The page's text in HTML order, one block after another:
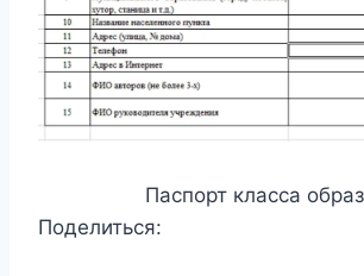
Паспорт класса
Поделиться: